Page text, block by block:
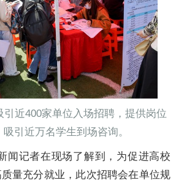
引近400家单位入场招聘，提供岗位
引近万名学生到场咨询。
闻记者在现场了解到，为促进高校
量充分就业，此次招聘会在单位规